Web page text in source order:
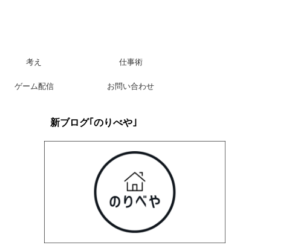
考え 仕事術
ゲーム配信 お問い合わせ
新ブログ｢のりべや｣